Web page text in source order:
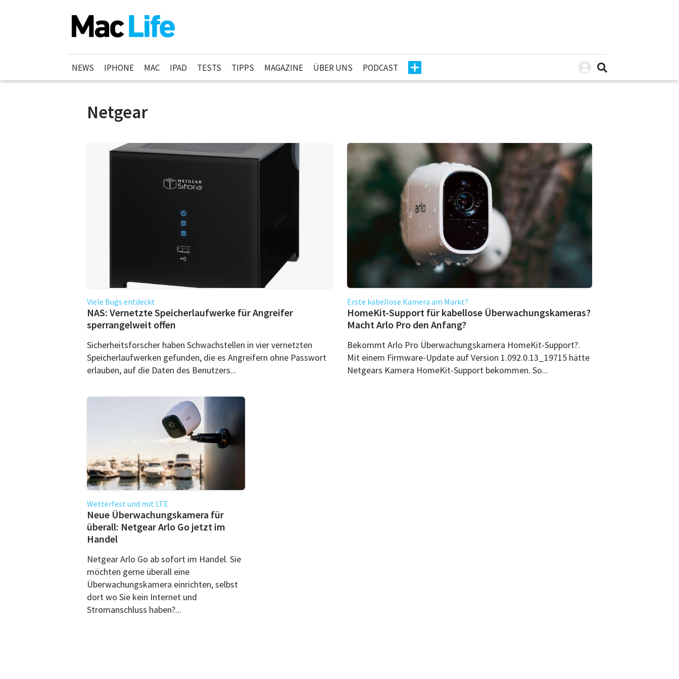
NEWS IPHONE MAC IPAD TESTS TIPPS MAGAZINE ÜBER UNS PODCAST
Netgear
Viele Bugs entdeckt
NAS: Vernetzte Speicherlaufwerke für Angreifer
sperrangelweit offen
Sicherheitsforscher haben Schwachstellen in vier vernetzten
Speicherlaufwerken gefunden, die es Angreifern ohne Passwort
erlauben, auf die Daten des Benutzers...
Erste kabellose Kamera am Markt?
HomeKit-Support für kabellose Überwachungskameras?
Macht Arlo Pro den Anfang?
Bekommt Arlo Pro Überwachungskamera HomeKit-Support?.
Mit einem Firmware-Update auf Version 1.092.0.13_19715 hätte
Netgears Kamera HomeKit-Support bekommen. So...
Wetterfest und mit LTE
Neue Überwachungskamera für
überall: Netgear Arlo Go jetzt im
Handel
​Netgear Arlo Go ab sofort im Handel. Sie
möchten gerne überall eine
Überwachungskamera einrichten, selbst
dort wo Sie kein Internet und
Stromanschluss haben?...